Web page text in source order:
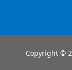
Copyright ©